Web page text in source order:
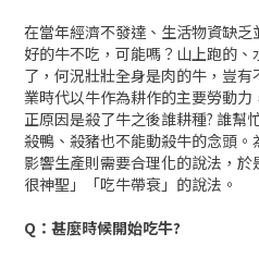
在當年經濟不發達、生活物資缺
好的牛不吃，可能嗎？山上跑的
了，何況壯壯全身是肉的牛，豈
業時代以牛作為耕作的主要勞動
正原因是殺了牛之後誰耕種? 誰幫
殺鴨、殺豬也不能動殺牛的念頭
影響生產則需要合理化的說法，
很神聖」「吃牛帶衰」的說法。
Q：甚麼時候開始吃牛?